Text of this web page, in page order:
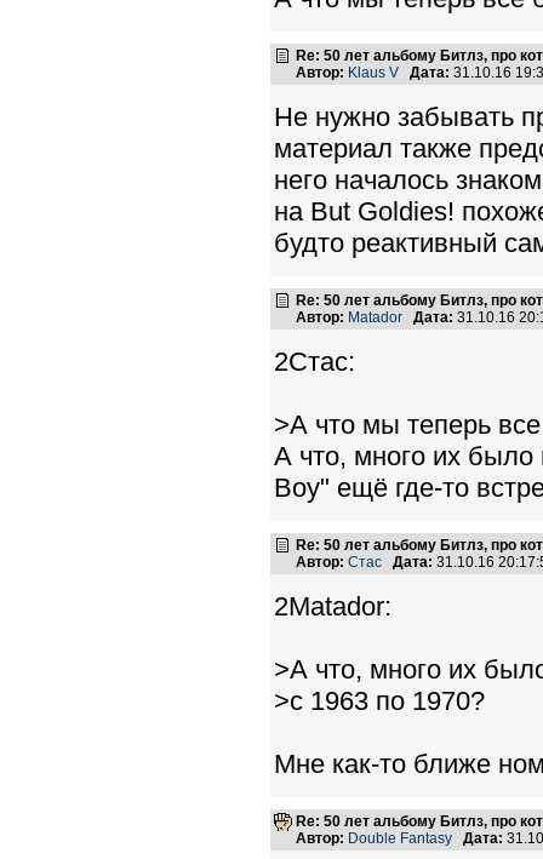
Re: 50 лет альбому Битлз, про
Автор: Klaus V Дата: 31.10.16
Не нужно забывать
материал также
него началось
на But Goldies!
будто реактивный
Re: 50 лет альбому Битлз, про
Автор: Matador Дата: 31.10.16
2Стас:
>А что мы теперь
А что, много их было
Boy" ещё где-то
Re: 50 лет альбому Битлз, про
Автор: Стас Дата: 31.10.16
2Matador:
>А что, много их
>с 1963 по 1970?
Мне как-то ближе
Re: 50 лет альбому Битлз, про
Автор: Double Fantasy Дата: